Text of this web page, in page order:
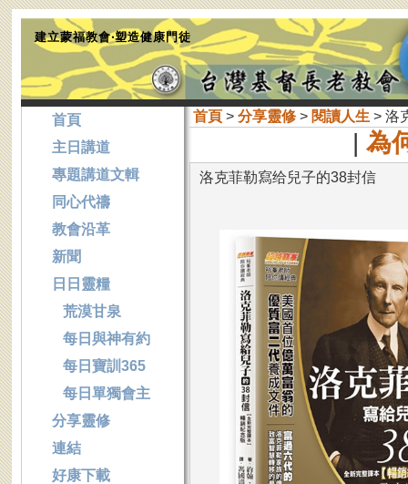
建立蒙福教會‧塑造健康門徒
首頁> 分享靈修> 閱讀人生 > 洛
| 為
洛克菲勒寫给兒子的38封信
首頁
主日講道
專題講道文輯
同心代禱
教會沿革
新聞
日日靈糧
荒漠甘泉
每日與神有約
每日寶訓365
每日單獨會主
分享靈修
連結
好康下載